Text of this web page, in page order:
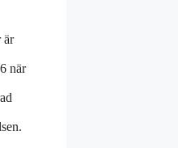
är
när